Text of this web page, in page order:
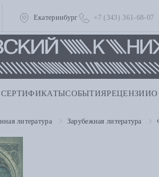
Екатеринбург +7 (343) 361-68-07
СОБЫТИЯРЕЦЕНЗИИО
литература Зарубежная литература